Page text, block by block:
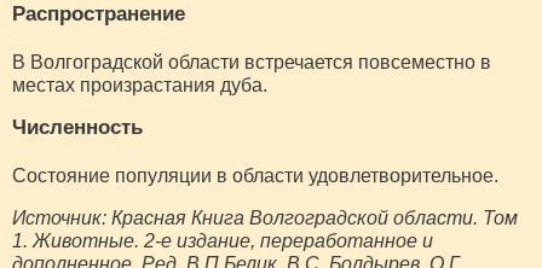
Распространение
В Волгоградской области встречается повсеместно в
местах произрастания дуба.
Численность
Состояние популяции в области удовлетворительное.
Источник: Красная Книга Волгоградской области. Том
1. Животные. 2-е издание, переработанное и
дополненное. Ред. В.П Белик, В.С. Болдырев, О.Г.